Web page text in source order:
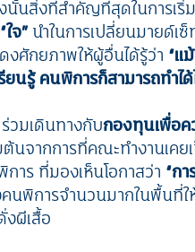
นั้นสิ่งที่สำคัญที่สุดในการเ
“ใจ” นำในการเปลี่ยนมายด์
งศักยภาพให้ผู้อื่นได้รู้ว่า “แ
รู้ คนพิการก็สามารถทำได้
ร่วมเดินทางกับกองทุนเพื่อค
จากการที่คณะทำงานเคย
าร ที่มองเห็นโอกาสว่า “ก
นพิการจำนวนมากในพื้นที่ใ
ผีเสื้อ